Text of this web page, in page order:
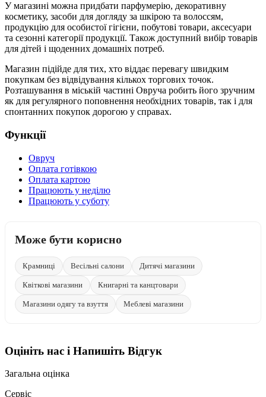
У магазині можна придбати парфумерію, декоративну
косметику, засоби для догляду за шкірою та волоссям,
продукцію для особистої гігієни, побутові товари, аксесуари
та сезонні категорії продукції. Також доступний вибір товарів
для дітей і щоденних домашніх потреб.
Магазин підійде для тих, хто віддає перевагу швидким
покупкам без відвідування кількох торгових точок.
Розташування в міській частині Овруча робить його зручним
як для регулярного поповнення необхідних товарів, так і для
спонтанних покупок дорогою у справах.
Функції
Овруч
Оплата готівкою
Оплата картою
Працюють у неділю
Працюють у суботу
Може бути корисно
Крамниці Весільні салони Дитячі магазини
Квіткові магазини Книгарні та канцтовари
Магазини одягу та взуття Меблеві магазини
Оцініть нас і Напишіть Відгук
Загальна оцінка
Сервіс